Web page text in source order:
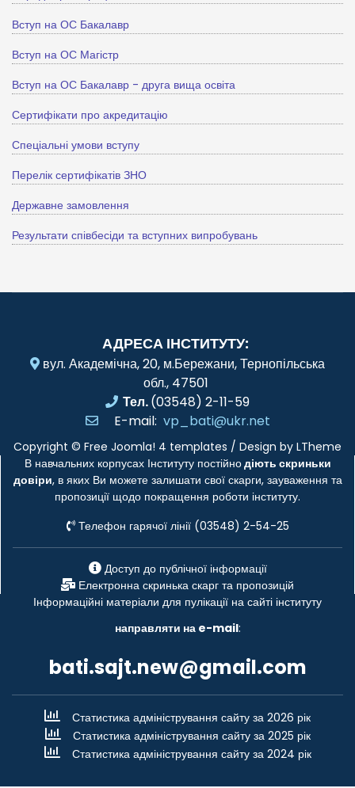
Вступ на ОС Бакалавр
Вступ на ОС Магістр
Вступ на ОС Бакалавр - друга вища освіта
Сертифікати про акредитацію
Спеціальні умови вступу
Перелік сертифікатів ЗНО
Державне замовлення
Результати співбесіди та вступних випробувань
АДРЕСА ІНСТИТУТУ:
вул. Академічна, 20, м.Бережани, Тернопільська
обл., 47501
Тел.(03548) 2-11-59
E-mail: vp_bati@ukr.net
Copyright © Free Joomla! 4 templates / Design by LTheme
В навчальних корпусах Інституту постійнодіють скриньки
довіри, в яких Ви можете залишати свої скарги, зауваження та
пропозиції щодо покращення роботи інституту.
Телефон гарячої лінії (03548) 2-54-25
Доступ до публічної інформації
Електронна скринька скарг та пропозицій
Інформаційні матеріали для пулікації на сайті інституту
направляти на e-mail:
bati.sajt.new@gmail.com
Статистика адміністрування сайту за 2026 рік
Статистика адміністрування сайту за 2025 рік
Статистика адміністрування сайту за 2024 рік